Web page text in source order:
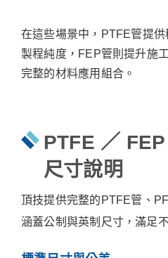
在這些場景中，PTFE管提
製程純度，FEP管則提升施
完整的材料應用組合。
PTFE ／
尺寸說明
頂技提供完整的PTFE管、
涵蓋公制與英制尺寸，滿足